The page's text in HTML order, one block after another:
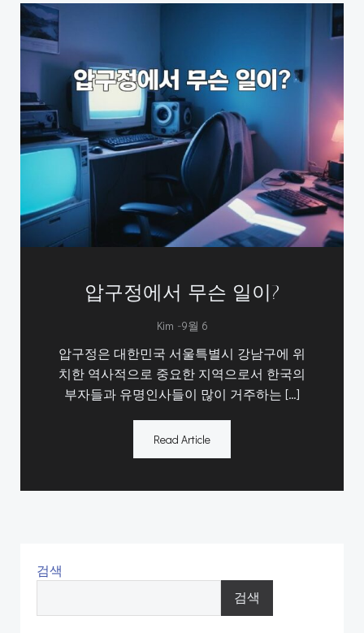
압구정에서 무슨 일이?
Kim -9월 6
압구정은 대한민국 서울특별시 강남구에 위
치한 역사적으로 중요한 지역으로서 한국의
부자들과 유명인사들이 많이 거주하는 […]
Read Article
검색
검색